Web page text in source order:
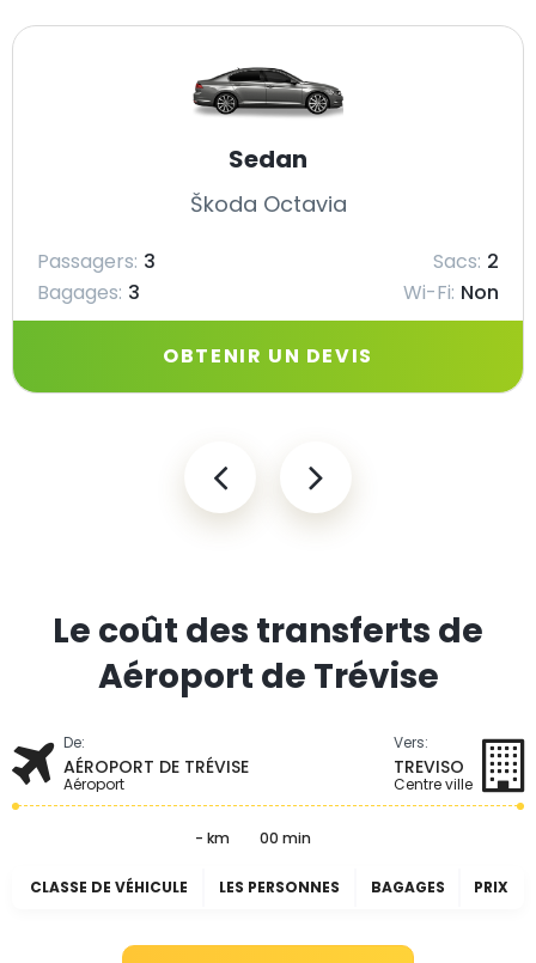
Sedan
Škoda Octavia
Passagers: 3 Sacs: 2
Bagages: 3 Wi-Fi: Non
OBTENIR UN DEVIS
Le coût des transferts de
Aéroport de Trévise
De:
AÉROPORT DE TRÉVISE
Aéroport
Vers:
TREVISO
Centre ville
- km 00 min
CLASSE DE VÉHICULE LES PERSONNES BAGAGES PRIX